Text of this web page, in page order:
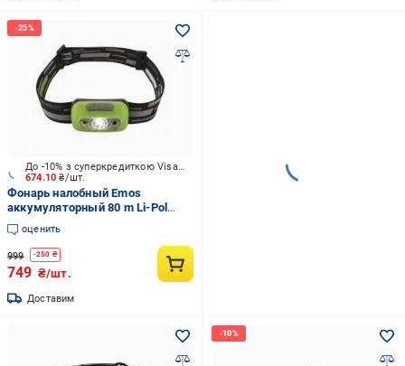
674.10₴/шт.
До -10% з суперкредиткою Visa Вигода
Фонарь налобный Emos
аккумуляторный 80 m Li-Pol
1200 mAh 230 Lm зеленый P3534
оценить
999 -250 ₴
749 ₴/шт.
Доставим